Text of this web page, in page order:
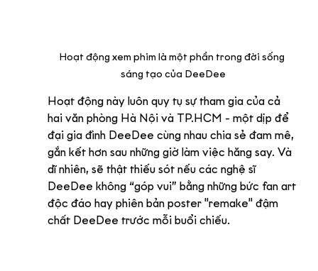
Hoạt động xem phim là một phần trong đời sống
sáng tạo của DeeDee
Hoạt động này luôn quy tụ sự tham gia của cả
hai văn phòng Hà Nội và TP.HCM - một dịp để
đại gia đình DeeDee cùng nhau chia sẻ đam mê,
gắn kết hơn sau những giờ làm việc hăng say. Và
dĩ nhiên, sẽ thật thiếu sót nếu các nghệ sĩ
DeeDee không “góp vui” bằng những bức fan art
độc đáo hay phiên bản poster "remake" đậm
chất DeeDee trước mỗi buổi chiếu.